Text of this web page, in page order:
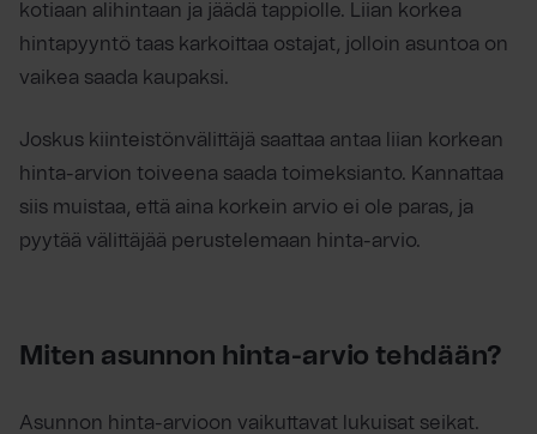
kotiaan alihintaan ja jäädä tappiolle. Liian korkea
hintapyyntö taas karkoittaa ostajat, jolloin asuntoa on
vaikea saada kaupaksi.
Joskus kiinteistönvälittäjä saattaa antaa liian korkean
hinta-arvion toiveena saada toimeksianto. Kannattaa
siis muistaa, että aina korkein arvio ei ole paras, ja
pyytää välittäjää perustelemaan hinta-arvio.
Miten asunnon hinta-arvio tehdään?
Asunnon hinta-arvioon vaikuttavat lukuisat seikat.